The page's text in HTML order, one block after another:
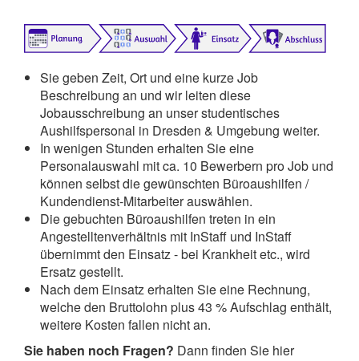
Sie geben Zeit, Ort und eine kurze Job
Beschreibung an und wir leiten diese
Jobausschreibung an unser studentisches
Aushilfspersonal in Dresden & Umgebung weiter.
In wenigen Stunden erhalten Sie eine
Personalauswahl mit ca. 10 Bewerbern pro Job und
können selbst die gewünschten Büroaushilfen /
Kundendienst-Mitarbeiter auswählen.
Die gebuchten Büroaushilfen treten in ein
Angestelltenverhältnis mit InStaff und InStaff
übernimmt den Einsatz - bei Krankheit etc., wird
Ersatz gestellt.
Nach dem Einsatz erhalten Sie eine Rechnung,
welche den Bruttolohn plus 43 % Aufschlag enthält,
weitere Kosten fallen nicht an.
Sie haben noch Fragen? Dann finden Sie hier